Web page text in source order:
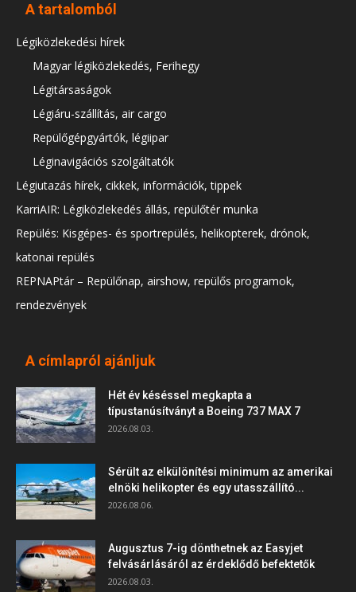
A tartalomból
Légiközlekedési hírek
Magyar légiközlekedés, Ferihegy
Légitársaságok
Légiáru-szállítás, air cargo
Repülőgépgyártók, légiipar
Léginavigációs szolgáltatók
Légiutazás hírek, cikkek, információk, tippek
KarriAIR: Légiközlekedés állás, repülőtér munka
Repülés: Kisgépes- és sportrepülés, helikopterek, drónok,
katonai repülés
REPNAPtár – Repülőnap, airshow, repülős programok,
rendezvények
A címlapról ajánljuk
Hét év késéssel megkapta a
típustanúsítványt a Boeing 737 MAX 7
2026.08.03.
Sérült az elkülönítési minimum az amerikai
elnöki helikopter és egy utasszállító...
2026.08.06.
Augusztus 7-ig dönthetnek az Easyjet
felvásárlásáról az érdeklődő befektetők
2026.08.03.